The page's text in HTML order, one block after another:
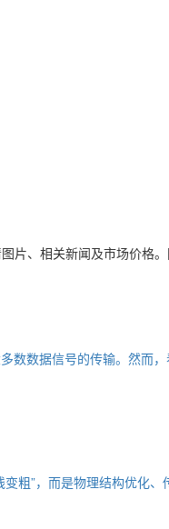
片、相关新闻及市场价格
数数据信号的传输。然
”，而是物理结构优化